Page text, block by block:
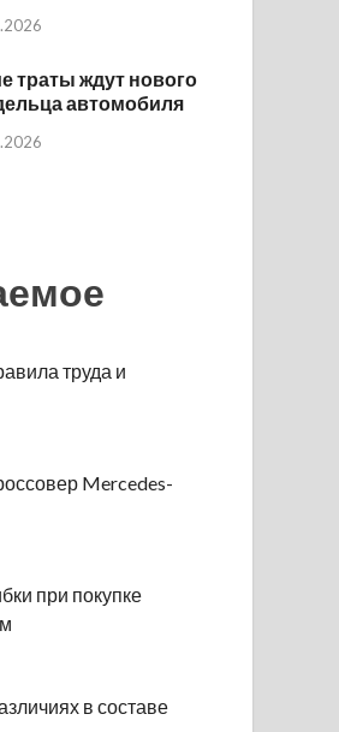
траты ждут нового
автомобиля
труда и
Mercedes-
при покупке
в составе